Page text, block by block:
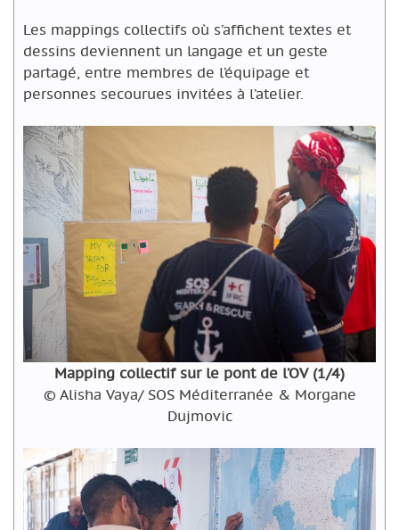
Les mappings collectifs où s’affichent textes et
dessins deviennent un langage et un geste
partagé, entre membres de l’équipage et
personnes secourues invitées à l’atelier.
Mapping collectif sur le pont de l’OV (1/4)
© Alisha Vaya/ SOS Méditerranée & Morgane
Dujmovic